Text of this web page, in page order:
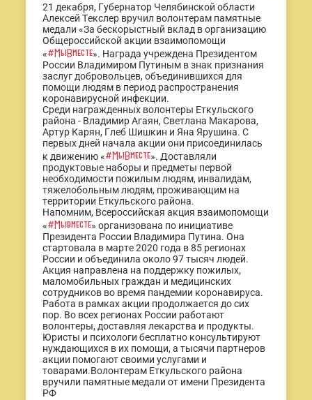
21 декабря, Губернатор Челябинской области
Алексей Текслер вручил волонтерам памятные
медали «За бескорыстный вклад в организацию
Общероссийской акции взаимопомощи
«#МыВместе». Награда учреждена Президентом
России Владимиром Путиным в знак признания
заслуг добровольцев, объединившихся для
помощи людям в период распространения
коронавирусной инфекции.
Среди награжденных волонтеры Еткульского
района - Владимир Агаян, Светлана Макарова,
Артур Карян, Глеб Шишкин и Яна Ярушина. С
первых дней начала акции они присоединилась
к движению «#МыВместе». Доставляли
продуктовые наборы и предметы первой
необходимости пожилым людям, инвалидам,
тяжелобольным людям, проживающим на
территории Еткульского района.
Напомним, Всероссийская акция взаимопомощи
«#Мывместе» организована по инициативе
Президента России Владимира Путина. Она
стартовала в марте 2020 года в 85 регионах
России и объединила около 97 тысяч людей.
Акция направлена на поддержку пожилых,
маломобильных граждан и медицинских
сотрудников во время пандемии коронавируса.
Работа в рамках акции продолжается до сих
пор. Во всех регионах России работают
волонтеры, доставляя лекарства и продукты.
Юристы и психологи бесплатно консультируют
нуждающихся в их помощи, а тысячи партнеров
акции помогают своими услугами и
товарами.Волонтерам Еткульского района
вручили памятные медали от имени Президента
РФ